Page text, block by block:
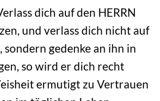
dich auf den HERRN
und verlass dich nicht auf
sondern gedenke an ihn in
so wird er dich recht
ermutigt zu Vertrauen